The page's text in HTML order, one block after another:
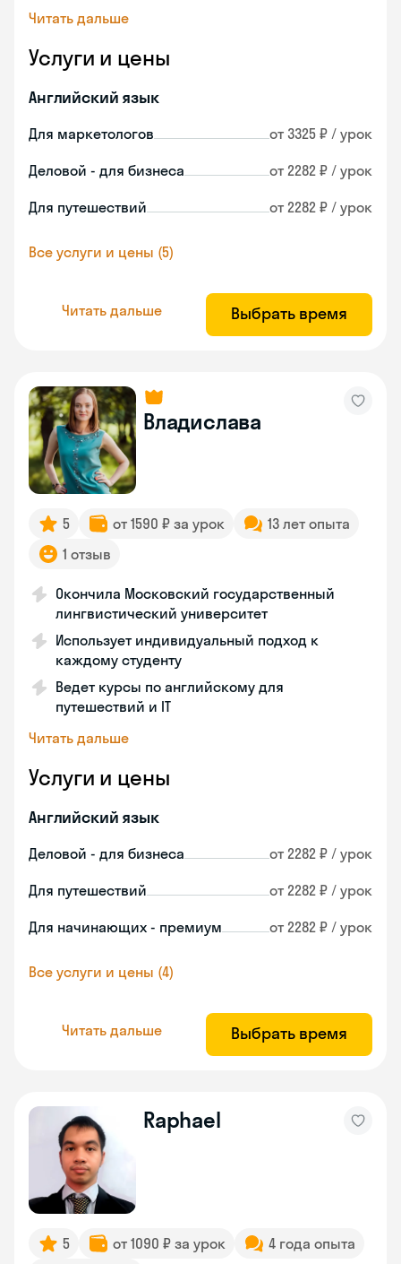
Читать дальше
Услуги и цены
Английский язык
Для маркетологов от 3325 ₽ / урок
Деловой - для бизнеса от 2282 ₽ / урок
Для путешествий от 2282 ₽ / урок
Все услуги и цены (5)
Читать дальше Выбрать время
Владислава
5 от 1590 ₽ за урок
13 лет опыта
1 отзыв
Окончила Московский государственный
лингвистический университет
Использует индивидуальный подход к
каждому студенту
Ведет курсы по английскому для
путешествий и IT
Читать дальше
Услуги и цены
Английский язык
Деловой - для бизнеса от 2282 ₽ / урок
Для путешествий от 2282 ₽ / урок
Для начинающих - премиум от 2282 ₽ / урок
Все услуги и цены (4)
Читать дальше Выбрать время
Raphael
5 от 1090 ₽ за урок
4 года опыта